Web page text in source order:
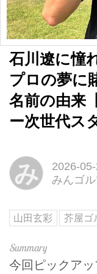
石川遼に憧
プロの夢に
名前の由来
ー次世代ス
み
2026-
みんゴ
山田玄彩 芥屋ゴ
今回ピックア